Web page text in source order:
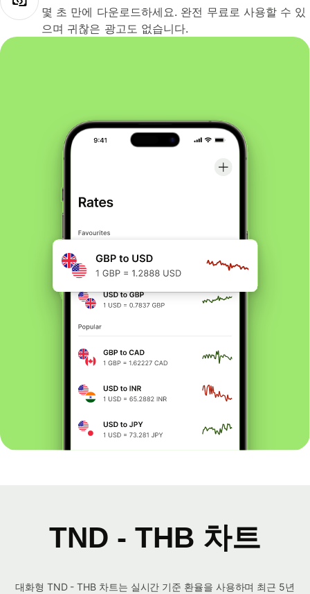
몇 초 만에 다운로드하세요. 완전 무료로 사용할 수 있
으며 귀찮은 광고도 없습니다.
TND - THB 차트
대화형 TND - THB 차트는 실시간 기준 환율을 사용하며 최근 5년